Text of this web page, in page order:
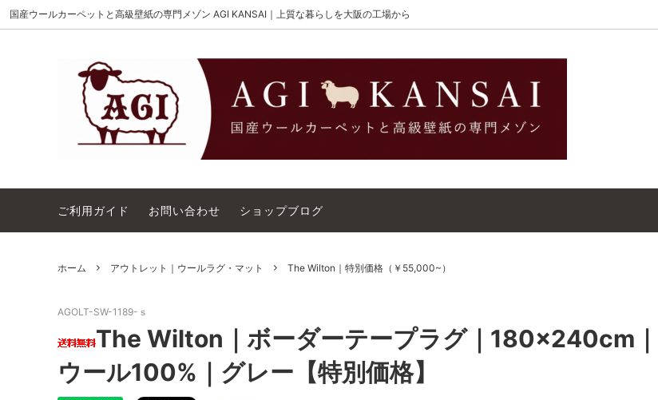
国産ウールカーペットと高級壁紙の専門メゾン AGI KANSAI｜上質な暮らしを大阪の工場から
MAISON AKIGAMI The Wilton
ウィルトンオーダー｜別注ウールカーペ
コットンテープ｜10cm幅 カーペットクリーナー｜シミトリ剤
施工用ウールカーペット ウールラグ
AGI KANSAI について カーペットガイド
ご利用ガイド お問い合わせ ショップブログ
ホーム アウトレット｜ウールラグ・マット The Wilton｜特別価格（￥55,000~）
AGOLT-SW-1189-ｓ
The Wilton｜ボーダーテープラグ｜180×240cm｜
ウール100%｜グレー【特別価格】